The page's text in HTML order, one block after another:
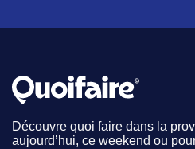
Découvre quoi faire dans la
aujourd’hui, ce weekend ou